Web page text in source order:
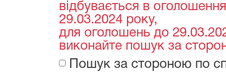
відбувається в
29.03.2024 року,
для оголошень до
виконайте пошук за
Пошук за стороною по